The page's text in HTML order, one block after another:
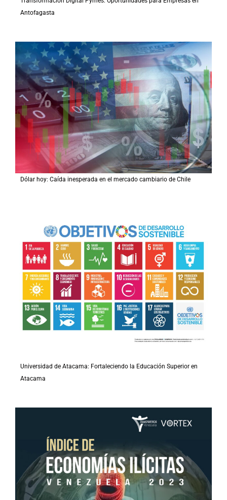
Antofagasta
Dólar hoy: Caída inesperada en el mercado cambiario de Chile
Universidad de Atacama: Fortaleciendo la Educación Superior en
Atacama